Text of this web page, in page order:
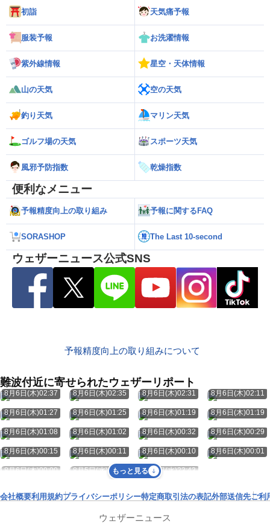
初詣 天気痛予報
服装予報 お洗濯情報
紫外線情報 星空・天体情報
山の天気 空の天気
釣り天気 マリン天気
ゴルフ場の天気 スポーツ天気
風邪予防指数 乾燥指数
便利なメニュー
予報精度向上の取り組み 予報に関するFAQ
SORASHOP The Last 10-second
ウェザーニュース公式SNS
予報精度向上の取り組みについて
難波付近に寄せられたウェザーリポート
8月6日(木)02:37 8月6日(木)02:35 8月6日(木)02:31 8月6日(木)02:11
8月6日(木)01:27 8月6日(木)01:25 8月6日(木)01:19 8月6日(木)01:19
8月6日(木)01:08 8月6日(木)01:02 8月6日(木)00:32 8月6日(木)00:29
8月6日(木)00:15 8月6日(木)00:11 8月6日(木)00:10 8月6日(木)00:01
8月6日(木)00:00 8月5日(水)23:46 8月5日(水)23:43
もっと見る
会社概要利用規約プライバシーポリシー特定商取引法の表記外部送信先ご利
ウェザーニュース